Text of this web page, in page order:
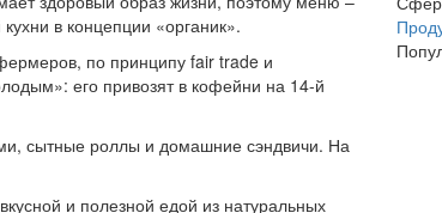
в концепции «органик».
по принципу fair trade и
его привозят в кофейни на 14-й
сытные роллы и домашние сэндвичи. На
и полезной едой из натуральных